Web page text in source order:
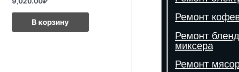
В корзину
Ремонт
Ремонт
миксера
Ремонт